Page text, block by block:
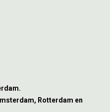
Rotterdam en